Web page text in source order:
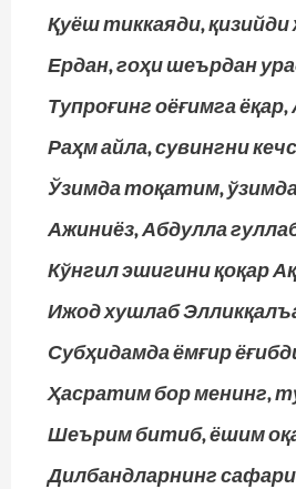
Қуёш тиккаяди,
Ердан, гоҳи шеърдан
Тупроғинг оёғимга ёқар,
Раҳм айла, сувингни
Ўзимда тоқатим,
Ажиниёз, Абдулла
Кўнгил эшигини қоқар
Ижод хушлаб
Субҳидамда ёмғир
Ҳасратим бор менинг,
Шеърим битиб, ёшим
Дилбандларнинг